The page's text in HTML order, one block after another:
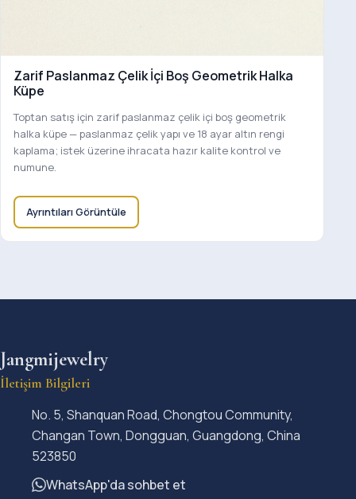
Zarif Paslanmaz Çelik İçi Boş Geometrik Halka
Küpe
Toptan satış için zarif paslanmaz çelik içi boş geometrik
halka küpe — paslanmaz çelik yapı ve 18 ayar altın rengi
kaplama; istek üzerine ihracata hazır kalite kontrol ve
numune.
Ayrıntıları Görüntüle
Jangmijewelry
İletişim Bilgileri
No. 5, Shanquan Road, Chongtou Community,
Changan Town, Dongguan, Guangdong, China
523850
WhatsApp'da sohbet et